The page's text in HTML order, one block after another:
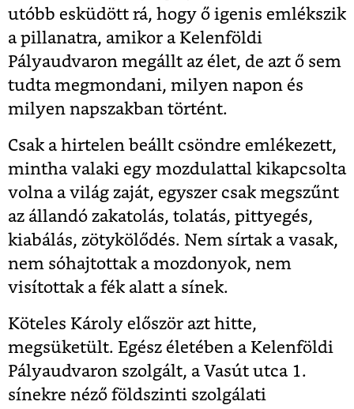
utóbb esküdött rá, hogy ő igenis emlékszik
a pillanatra, amikor a Kelenföldi
Pályaudvaron megállt az élet, de azt ő sem
tudta megmondani, milyen napon és
milyen napszakban történt.
Csak a hirtelen beállt csöndre emlékezett,
mintha valaki egy mozdulattal kikapcsolta
volna a világ zaját, egyszer csak megszűnt
az állandó zakatolás, tolatás, pittyegés,
kiabálás, zötykölődés. Nem sírtak a vasak,
nem sóhajtottak a mozdonyok, nem
visítottak a fék alatt a sínek.
Köteles Károly először azt hitte,
megsüketült. Egész életében a Kelenföldi
Pályaudvaron szolgált, a Vasút utca 1.
sínekre néző földszinti szolgálati